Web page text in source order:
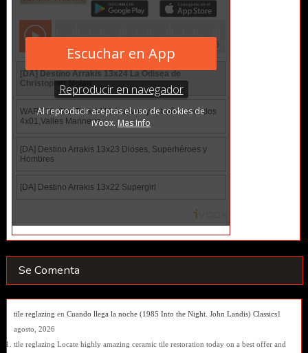
Se Comenta
tile reglazing en Cuando llega la noche (1985 Into the Night. John Landis) Classics1
agosto, 2026
tile reglazing Locate highly amazing ceramic tile restoration today on a best offer and